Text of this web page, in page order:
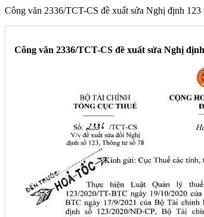
Công văn 2336/TCT-CS đề xuất sửa Nghị định 123
Công văn 2336/TCT-CS đề xuất sửa Nghị